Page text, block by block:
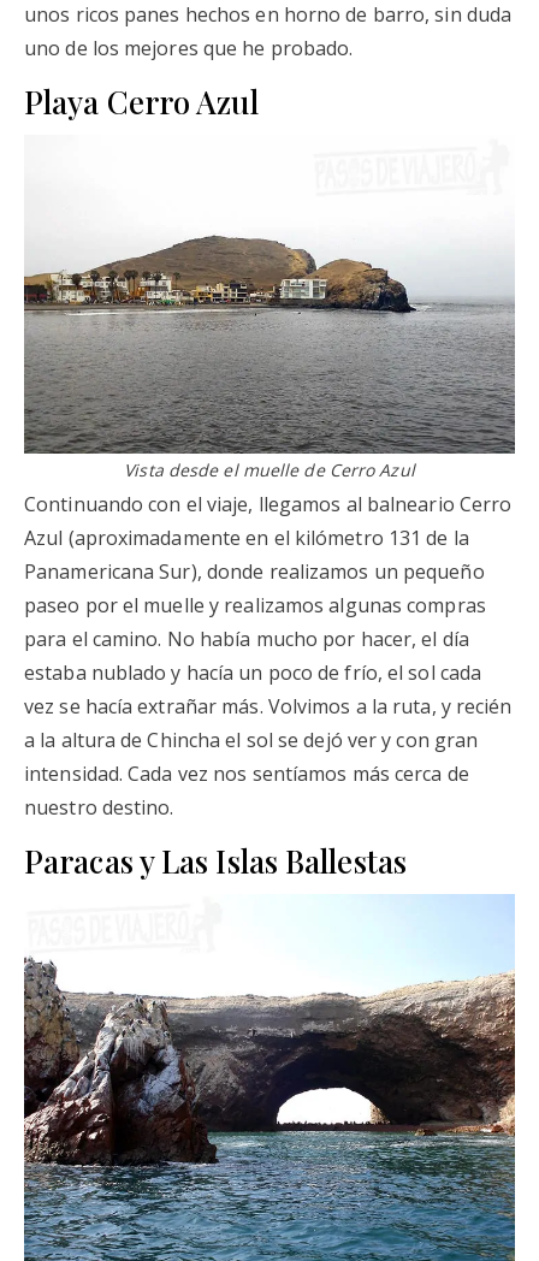
unos ricos panes hechos en horno de barro, sin duda
uno de los mejores que he probado.
Playa Cerro Azul
Vista desde el muelle de Cerro Azul
Continuando con el viaje, llegamos al balneario Cerro
Azul (aproximadamente en el kilómetro 131 de la
Panamericana Sur), donde realizamos un pequeño
paseo por el muelle y realizamos algunas compras
para el camino. No había mucho por hacer, el día
estaba nublado y hacía un poco de frío, el sol cada
vez se hacía extrañar más. Volvimos a la ruta, y recién
a la altura de Chincha el sol se dejó ver y con gran
intensidad. Cada vez nos sentíamos más cerca de
nuestro destino.
Paracas y Las Islas Ballestas